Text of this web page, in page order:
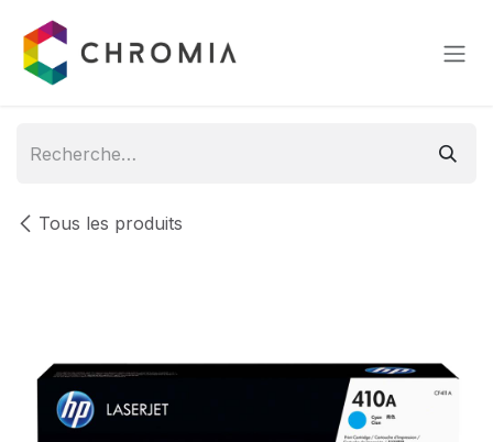
Tous les produits